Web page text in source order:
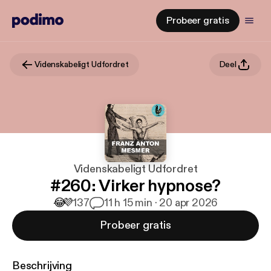
Probeer gratis
Videnskabeligt Udfordret Deel
Videnskabeligt Udfordret
#260: Virker hypnose?
😂💜137 11 h 15 min · 20 apr 2026
Probeer gratis
Beschrijving